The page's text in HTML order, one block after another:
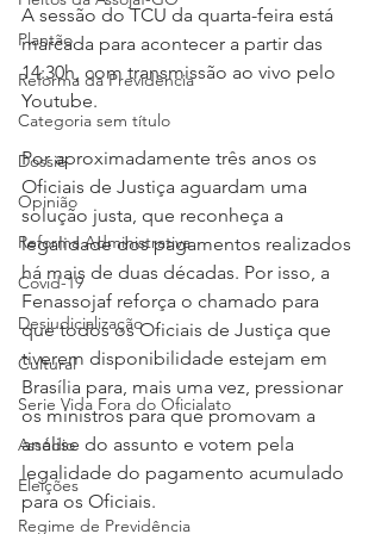
Plantão
Reforma da Previdência
Categoria sem título
Dossiê
Opinião
Reforma Administrativa
Covid-19
Desjudicialização
Cultural
Serie Vida Fora do Oficialato
Assédio
Eleições
Regime de Previdência
A sessão do TCU da quarta-feira está
marcada para acontecer a partir das
14:30h, com transmissão ao vivo pelo
Youtube.
Por aproximadamente três anos os
Oficiais de Justiça aguardam uma
solução justa, que reconheça a
legalidade dos pagamentos realizados
há mais de duas décadas. Por isso, a
Fenassojaf reforça o chamado para
que todos os Oficiais de Justiça que
tiverem disponibilidade estejam em
Brasília para, mais uma vez, pressionar
os ministros para que promovam a
análise do assunto e votem pela
legalidade do pagamento acumulado
para os Oficiais.